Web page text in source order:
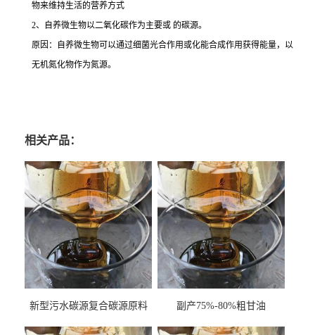
物来维持生活的营养方式
2、自养微生物以二氧化碳作为主要或 的碳源。
原因：自养微生物可以通过细菌光合作用或化能合成作用获得能量，以
无机氮化物作为氮源。
相关产品：
新型污水碳源复合碳源原料
副产75%-80%粗甘油